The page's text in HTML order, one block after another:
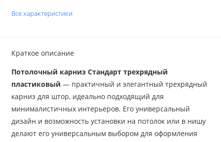
Все характеристики
Краткое описание
Потолочный карниз Стандарт трехрядный
пластиковый — практичный и элегантный трехрядный
карниз для штор, идеально подходящий для
минималистичных интерьеров. Его универсальный
дизайн и возможность установки на потолок или в нишу
делают его универсальным выбором для оформления